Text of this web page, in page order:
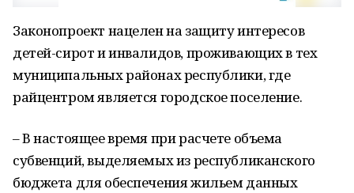
Законопроект нацелен на защиту интересов
детей-сирот и инвалидов, проживающих в тех
муниципальных районах республики, где
райцентром является городское поселение.
– В настоящее время при расчете объема
субвенций, выделяемых из республиканского
бюджета для обеспечения жильем данных